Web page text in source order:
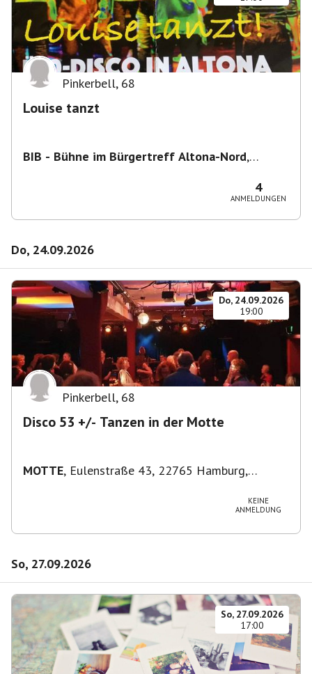
Pinkerbell, 68
Louise tanzt
BIB - Bühne im Bürgertreff Altona-Nord,
4
ANMELDUNGEN
Do, 24.09.2026
Do, 24.09.2026
19:00
Pinkerbell, 68
Disco 53 +/- Tanzen in der Motte
MOTTE, Eulenstraße 43, 22765 Hamburg,
KEINE
ANMELDUNG
So, 27.09.2026
So, 27.09.2026
17:00